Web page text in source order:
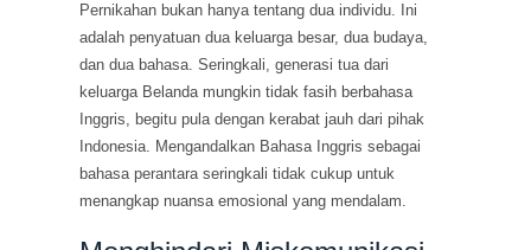
Pernikahan bukan hanya tentang dua individu. Ini
adalah penyatuan dua keluarga besar, dua budaya,
dan dua bahasa. Seringkali, generasi tua dari
keluarga Belanda mungkin tidak fasih berbahasa
Inggris, begitu pula dengan kerabat jauh dari pihak
Indonesia. Mengandalkan Bahasa Inggris sebagai
bahasa perantara seringkali tidak cukup untuk
menangkap nuansa emosional yang mendalam.